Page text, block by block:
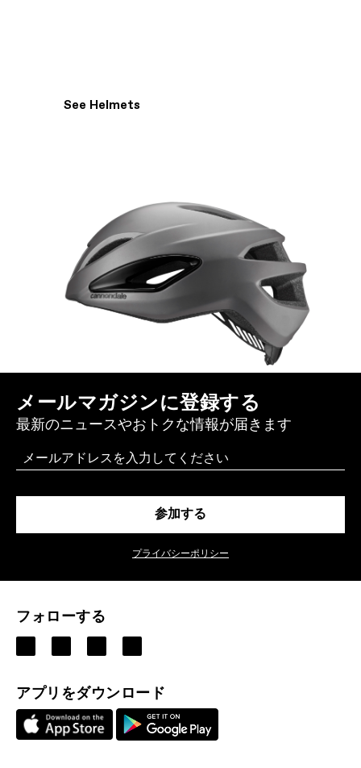
See Helmets
メールマガジンに登録する
最新のニュースやおトクな情報が届きます
Email
参加する
プライバシーポリシー
フォローする
アプリをダウンロード